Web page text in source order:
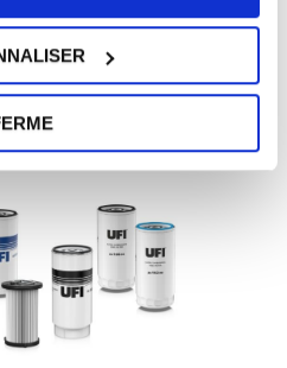
,FormulaUFI.Stratiflex,